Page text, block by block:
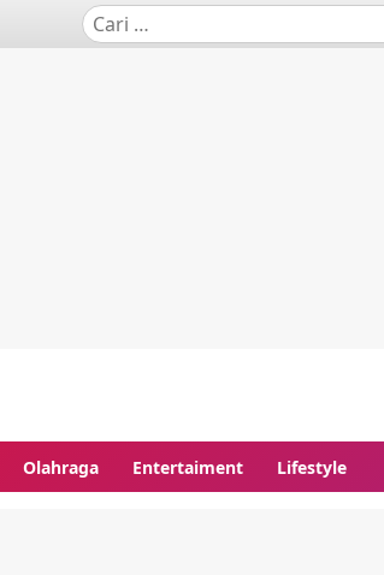
Olahraga Entertaiment Lifestyle